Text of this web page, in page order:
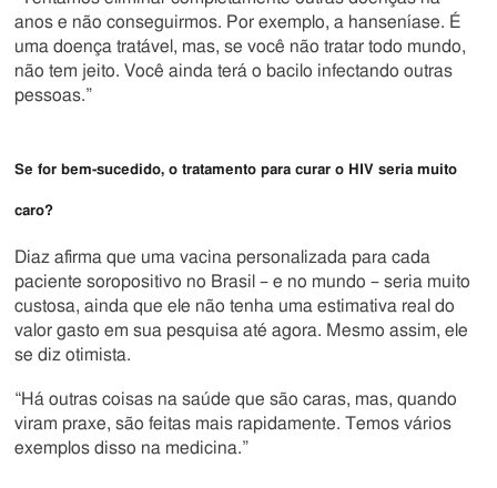
anos e não conseguirmos. Por exemplo, a hanseníase. É
uma doença tratável, mas, se você não tratar todo mundo,
não tem jeito. Você ainda terá o bacilo infectando outras
pessoas.”
Se for bem-sucedido, o tratamento para curar o HIV seria muito
caro?
Diaz afirma que uma vacina personalizada para cada
paciente soropositivo no Brasil – e no mundo – seria muito
custosa, ainda que ele não tenha uma estimativa real do
valor gasto em sua pesquisa até agora. Mesmo assim, ele
se diz otimista.
“Há outras coisas na saúde que são caras, mas, quando
viram praxe, são feitas mais rapidamente. Temos vários
exemplos disso na medicina.”